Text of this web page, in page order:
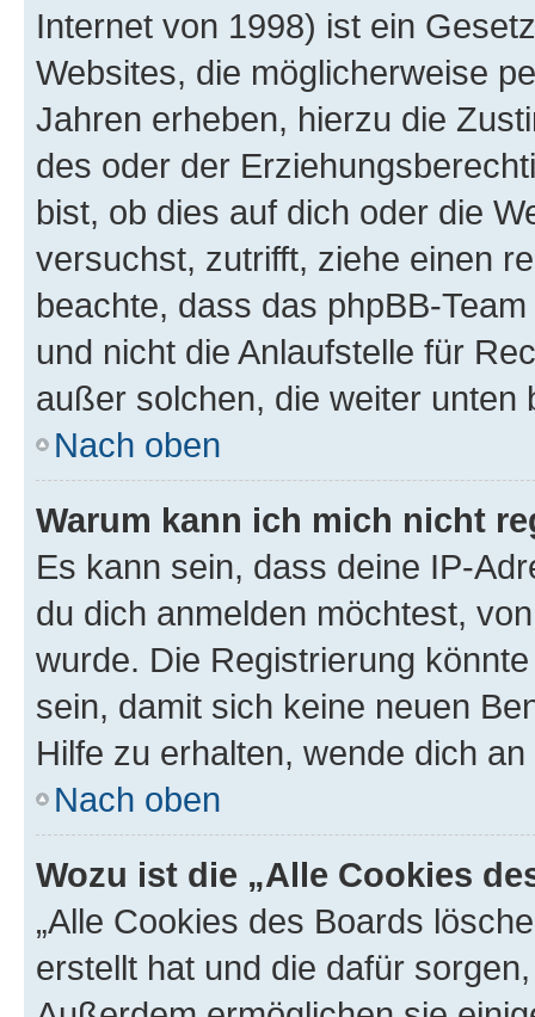
Internet von 1998) ist ein
Websites, die möglicherweise
Jahren erheben, hierzu die
des oder der
bist, ob dies auf dich oder die
versuchst, zutrifft, ziehe einen
beachte, dass das phpBB-
und nicht die Anlaufstelle für
außer solchen, die weiter unten
Nach oben
Warum kann ich mich nicht
Es kann sein, dass deine IP-
du dich anmelden möchtest,
wurde. Die Registrierung
sein, damit sich keine neuen
Hilfe zu erhalten, wende dich
Nach oben
Wozu ist die „Alle Cookies
„Alle Cookies des Boards
erstellt hat und die dafür